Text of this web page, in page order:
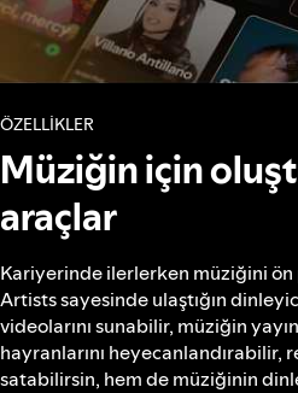
ÖZELLIKLER
Müziğin için
araçlar
Kariyerinde ilerlerken müziğini
Artists sayesinde ulaştığın
videolarını sunabilir, müziğin
hayranlarını
satabilirsin, hem de müziğinin